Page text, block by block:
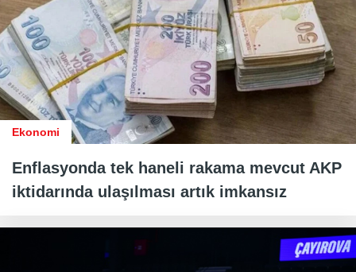
Ekonomi
Enflasyonda tek haneli rakama mevcut AKP
iktidarında ulaşılması artık imkansız